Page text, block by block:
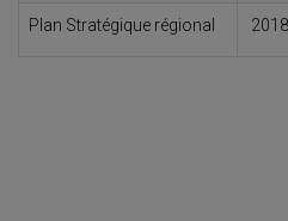
Plan Stratégique régional